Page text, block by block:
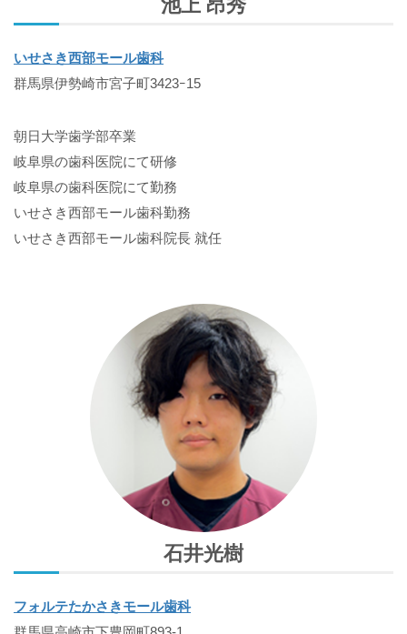
池上 昂秀
いせさき西部モール歯科
群馬県伊勢崎市宮子町3423ｰ15
朝日大学歯学部卒業
岐阜県の歯科医院にて研修
岐阜県の歯科医院にて勤務
いせさき西部モール歯科勤務
いせさき西部モール歯科院長 就任
石井光樹
フォルテたかさきモール歯科